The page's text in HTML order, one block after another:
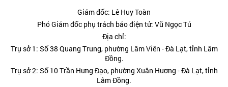
Giám đốc: Lê Huy Toàn
Phó Giám đốc phụ trách báo điện tử: Vũ Ngọc Tú
Địa chỉ:
Trụ sở 1: Số 38 Quang Trung, phường Lâm Viên - Đà Lạt, tỉnh Lâm
Đồng.
Trụ sở 2: Số 10 Trần Hưng Đạo, phường Xuân Hương - Đà Lạt, tỉnh
Lâm Đồng.